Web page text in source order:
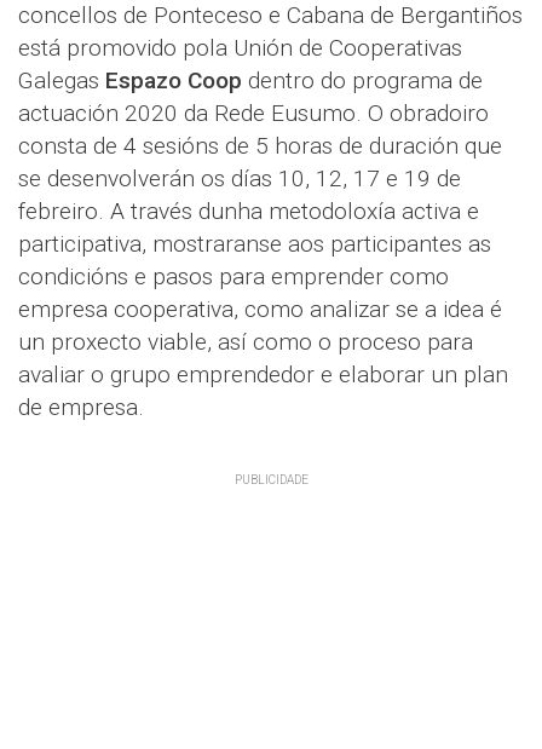
concellos de Ponteceso e Cabana de Bergantiños
está promovido pola Unión de Cooperativas
Galegas Espazo Coop dentro do programa de
actuación 2020 da Rede Eusumo. O obradoiro
consta de 4 sesións de 5 horas de duración que
se desenvolverán os días 10, 12, 17 e 19 de
febreiro. A través dunha metodoloxía activa e
participativa, mostraranse aos participantes as
condicións e pasos para emprender como
empresa cooperativa, como analizar se a idea é
un proxecto viable, así como o proceso para
avaliar o grupo emprendedor e elaborar un plan
de empresa.